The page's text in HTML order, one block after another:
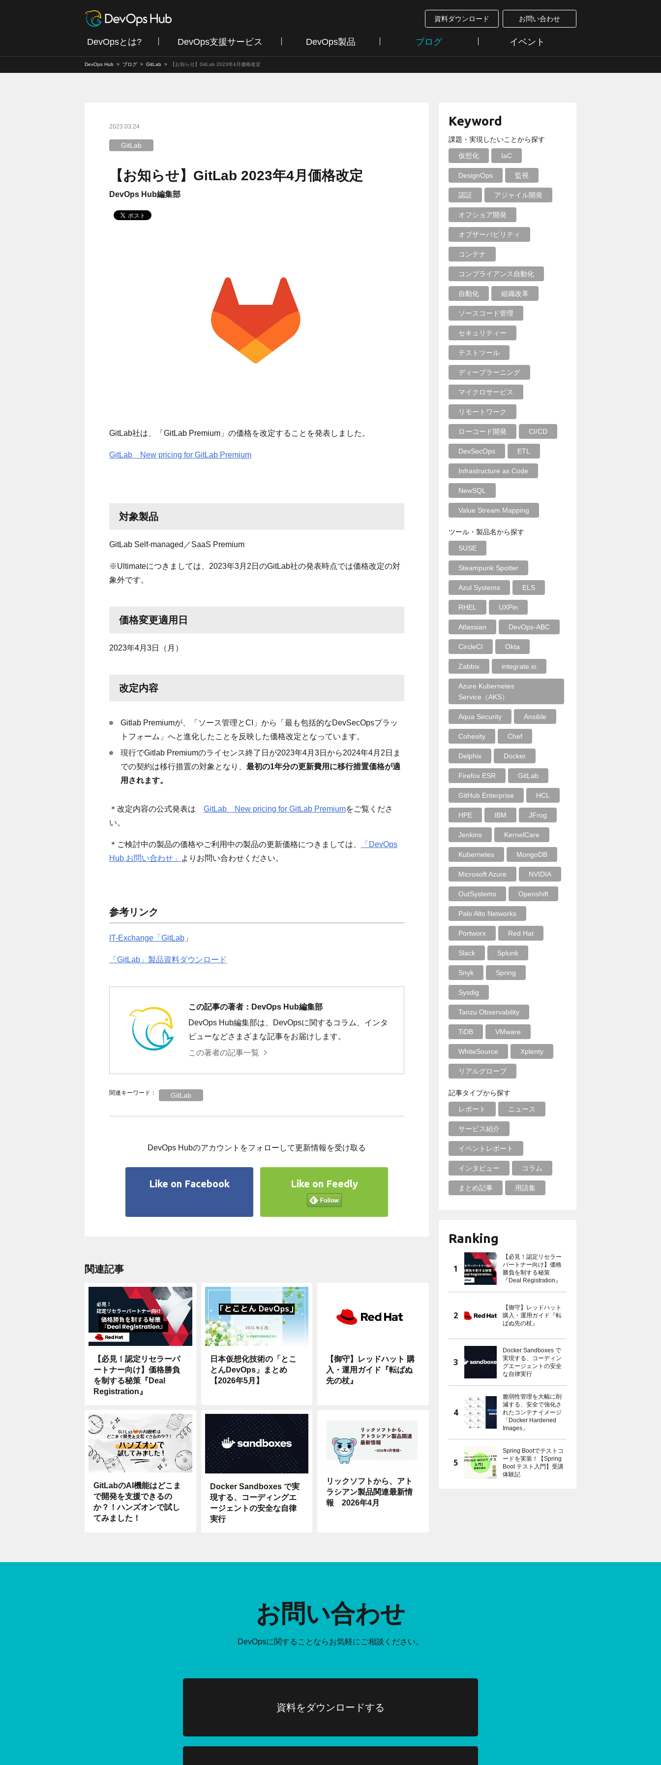
資料ダウンロード お問い合わせ
DevOpsとは? DevOps支援サービス DevOps製品 ブログ イベント
DevOps Hub ブログ GitLab 【お知らせ】GitLab 2023年4月価格改定
2023.03.24
GitLab
【お知らせ】GitLab 2023年4月価格改定
DevOps Hub編集部
GitLab社は、「 GitLab Premium 」の価格を改定することを発表しました。
GitLab New pricing for GitLab Premium
対象製品
GitLab Self-managed／SaaS Premium
※Ultimateにつきましては、 2023年3月 2 日のGitLab社の発表時点では価格改定の対
象外です。
価格変更適用日
2023年4月 3日（月）
改定内容
Gitlab Premiumが、「ソース管理とCI 」から「最も包括的なDevSecOpsプラッ
トフォーム」へと進化したことを反映した価格改定となっています。
現行でGitlab Premiumのライセンス終了日が2023年4月 3日から2024年4月 2 日ま
での契約は移行措置の対象となり、 最初の1年分の更新費用に移行措置価格が適
用されます。
＊改定内容の公式発表は GitLab New pricing for GitLab Premiumをご覧くださ
い。
＊ご検討中の製品の価格やご利用中の製品の更新価格につきましては、
「DevOps
Hub お問い合わせ」
よりお問い合わせください。
参考リンク
IT-Exchange「GitLab 」
「GitLab」製品資料ダウンロード
この記事の著者：DevOps Hub編集部
DevOps Hub編集部は、DevOpsに関するコラム、インタ
ビューなどさまざまな記事をお届けします。
この著者の記事一覧
関連キーワード： GitLab
DevOps Hubのアカウントをフォローして更新情報を受け取る
Like on Facebook Like on Feedly
関連記事
【必見！認定リセラーパ
ートナー向け】価格勝負
を制する秘策『Deal
Registration』
日本仮想化技術の「とこ
とんDevOps」まとめ
【2026年5月】
【御守】レッドハット 購
入・運用ガイド『転ばぬ
先の杖』
GitLabのAI機能はどこま
で開発を支援できるの
か？！ハンズオンで試し
てみました！
Docker Sandboxes で実
現する、コーディングエ
ージェントの安全な自律
実行
リックソフトから、アト
ラシアン製品関連最新情
報 2026年4月
Keyword
課題・実現したいことから探す
仮想化 IaC
DesignOps 監視
認証 アジャイル開発
オフショア開発
オブザーバビリティ
コンテナ
コンプライアンス自動化
自動化 組織改革
ソースコード管理
セキュリティー
テストツール
ディープラーニング
マイクロサービス
リモートワーク
ローコード開発 CI/CD
DevSecOps ETL
Infrastructure as Code
NewSQL
Value Stream Mapping
ツール・製品名から探す
SUSE
Steampunk Spotter
Azul Systems ELS
RHEL UXPin
Atlassian DevOps-ABC
CircleCI Okta
Zabbix integrate.io
Azure Kubernetes
Service（AKS）
Aqua Security Ansible
Cohesity Chef
Delphix Docker
Firefox ESR GitLab
GitHub Enterprise HCL
HPE IBM JFrog
Jenkins KernelCare
Kubernetes MongoDB
Microsoft Azure NVIDIA
OutSystems Openshift
Palo Alto Networks
Portworx Red Hat
Slack Splunk
Snyk Spring
Sysdig
Tanzu Observability
TiDB VMware
WhiteSource Xplenty
リアルグローブ
記事タイプから探す
レポート ニュース
サービス紹介
イベントレポート
インタビュー コラム
まとめ記事 用語集
Ranking
【必見！認定リセラー
パートナー向け】価格
勝負を制する秘策
『Deal Registration』
【御守】レッドハット
購入・運用ガイド『転
ばぬ先の杖』
Docker Sandboxes で
実現する、コーディン
グエージェントの安全
な自律実行
脆弱性管理を大幅に削
減する、安全で強化さ
れたコンテナイメージ
「Docker Hardened
Images」
Spring Bootでテストコ
ードを実装！【Spring
Boot テスト入門】受講
体験記
お問い合わせ
DevOpsに関することならお気軽にご相談ください。
資料をダウンロードする